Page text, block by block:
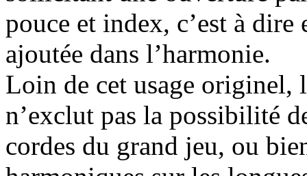
pouce et index, c’est à dire
ajoutée dans l’harmonie.
Loin de cet usage originel,
n’exclut pas la possibilité
cordes du grand jeu, ou